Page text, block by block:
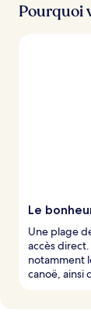
Pourquoi
Le
Une plage
accès
notamment
canoë, ainsi